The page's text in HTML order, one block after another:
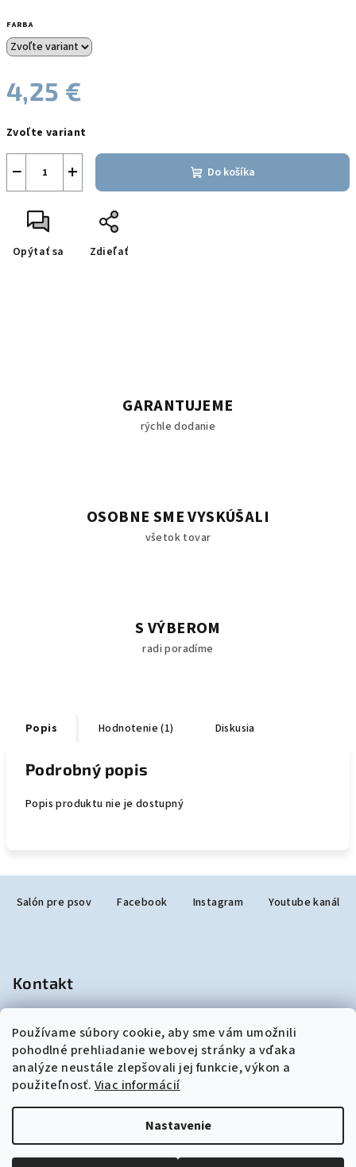
Používame súbory cookie, aby sme vám umožnili
pohodlné prehliadanie webovej stránky a vďaka
analýze neustále zlepšovali jej funkcie, výkon a
použiteľnosť. Viac informácií
Nastavenie
FARBA
4,25 €
cena:
Zvoľte variant
+
− Do košíka
Opýtať sa Zdieľať
GARANTUJEME
rýchle dodanie
OSOBNE SME VYSKÚŠALI
všetok tovar
S VÝBEROM
radi poradíme
Popis Hodnotenie (1) Diskusia
Podrobný popis
Popis produktu nie je dostupný
e
Salón pre psov Facebook Instagram Youtube kanál
Kontakt
+421948190299
Upraviť nastavenie cookies